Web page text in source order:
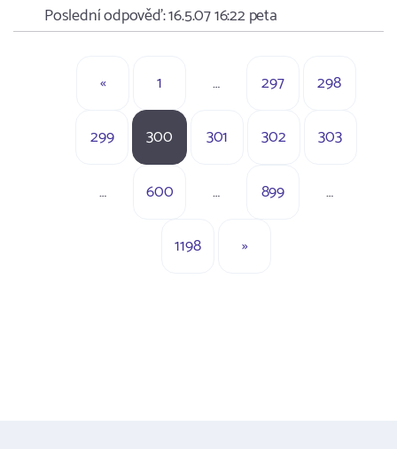
Poslední odpověď:16.5.07 16:22peta
« 1 … 297 298
299 300 301 302 303
… 600 … 899 …
1198 »